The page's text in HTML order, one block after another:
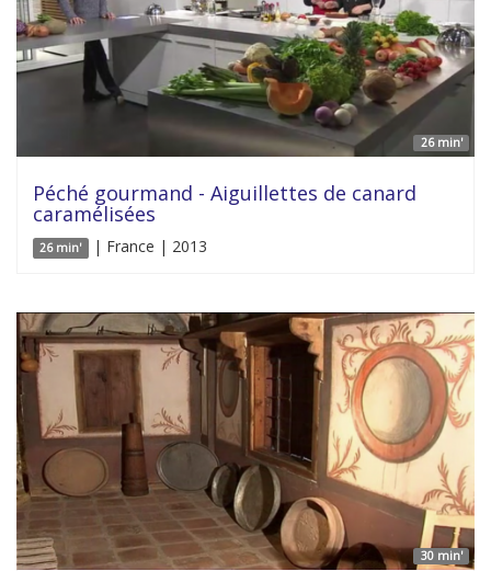
26 min'
Péché gourmand - Aiguillettes de canard
caramélisées
26 min' | France | 2013
30 min'